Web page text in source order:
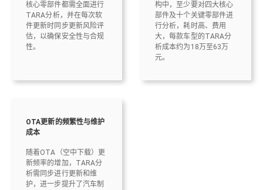
核心零部件都需全面进行
TARA分析，并在每次软
件更新时同步更新风险评
估，以确保安全性与合规
性。
构中，至少要对四大核心
部件及十个关键零部件进
行分析，耗时高、费用
大，每款车型的TARA分
析成本约为18万至63万
元。
OTA更新的频繁性与维护
成本
随着OTA（空中下载）更
新频率的增加，TARA分
析需同步进行更新和维
护，进一步提升了汽车制